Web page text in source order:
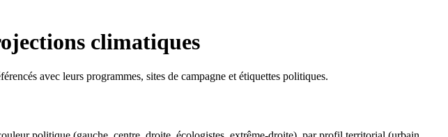
climatiques
avec leurs programmes, sites de campagne et étiquettes politiques.